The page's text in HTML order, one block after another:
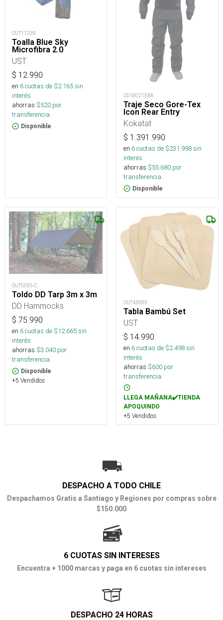
OUT11339
Toalla Blue Sky
Microfibra 2.0
UST
$ 12.990
en 6cuotas de $2.165sin
interés
ahorras $520 por
transferencia.
Disponible
OD180215BA
Traje Seco Gore-Tex
Icon Rear Entry
Kokatat
$ 1.391.990
en 6cuotas de $231.998sin
interés
ahorras $55.680 por
transferencia.
Disponible
OUT5685-C
Toldo DD Tarp 3m x 3m
DD Hammocks
$ 75.990
en 6cuotas de $12.665sin
interés
ahorras $3.040 por
transferencia.
Disponible
+5 Vendidos
OUT43689
Tabla Bambú Set
UST
$ 14.990
en 6cuotas de $2.498sin
interés
ahorras $600 por
transferencia.
LLEGA MAÑANA✔️TIENDA
APOQUINDO
+5 Vendidos
DESPACHO A TODO CHILE
Despachamos Gratis a Santiago y Regiones por compras sobre
$150.000
6 CUOTAS SIN INTERESES
Encuentra + 1000 marcas y paga en 6 cuotas sin intereses
DESPACHO 24 HORAS